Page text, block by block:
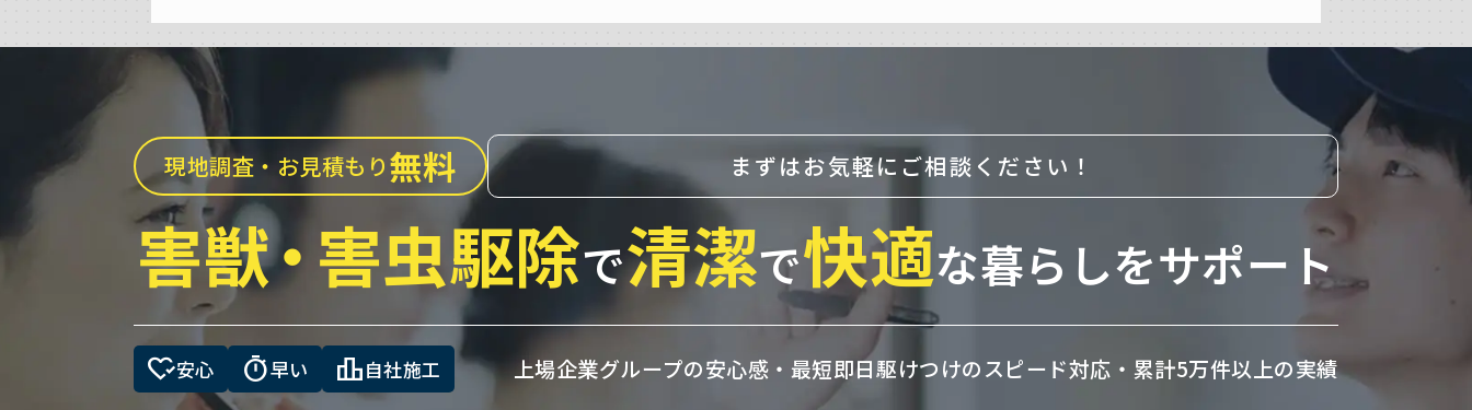
現地調査・お見積もり無料 まずはお気軽にご相談ください！
害獣・害虫駆除で清潔で快適な暮らしをサポート
heart_check安心 timer早い leaderboard自社施工 上場企業グループの安心感・ 最短即日駆けつけのスピード対応・ 累計5万件以上の実績